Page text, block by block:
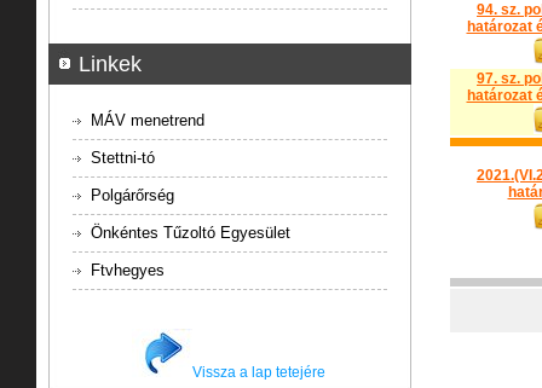
94. sz.
határozat
97. sz.
határozat
Linkek
MÁV menetrend
Stettni-tó
Polgárőrség
Önkéntes Tűzoltó Egyesület
Ftvhegyes
Vissza a lap tetejére